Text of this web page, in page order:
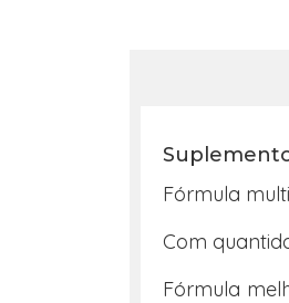
Fórmula
Com
Fórmula